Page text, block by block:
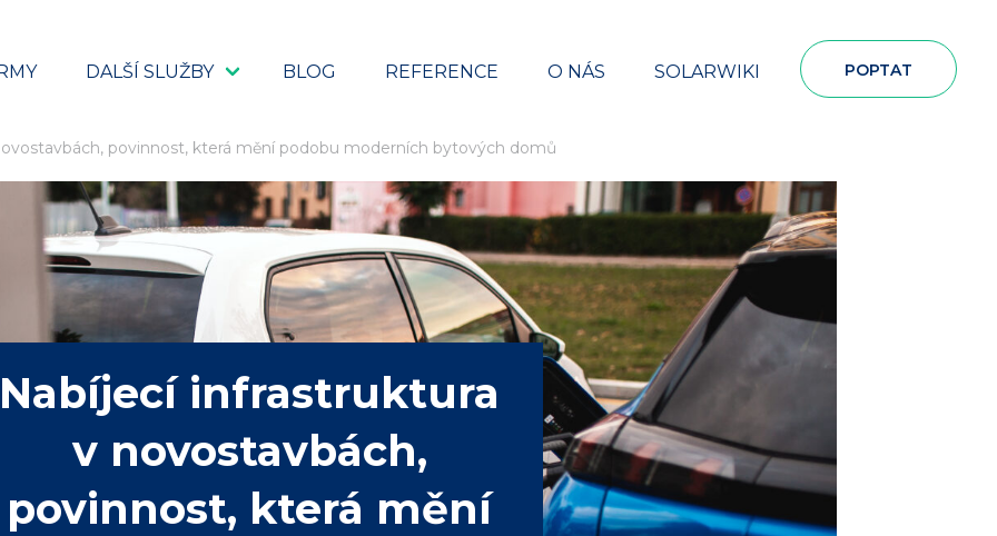
DALŠÍ SLUŽBY BLOG REFERENCE O NÁS SOLARWIKI POPTAT
povinnost, která mění podobu moderních bytových domů
Nabíjecí infrastruktura
v novostavbách,
povinnost, která mění